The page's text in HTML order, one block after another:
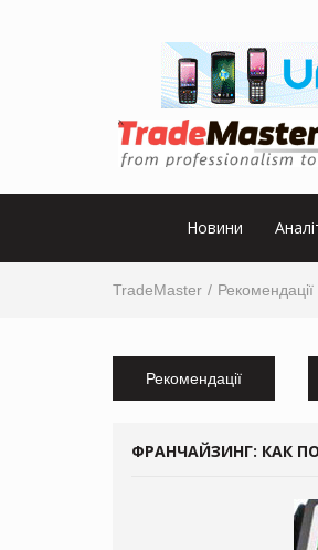
Новини
TradeMaster Рекомендації
Рекомендації
ФРАНЧАЙЗИНГ: КАК